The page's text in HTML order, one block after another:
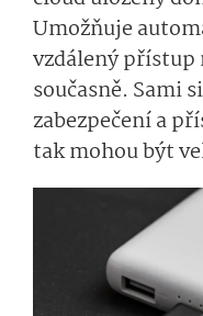
Umožňuje
vzdálený přístup
současně. Sami
zabezpečení a
tak mohou být